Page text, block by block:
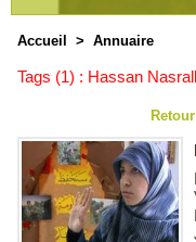
Accueil > Annuaire
Tags (1) : Hassan